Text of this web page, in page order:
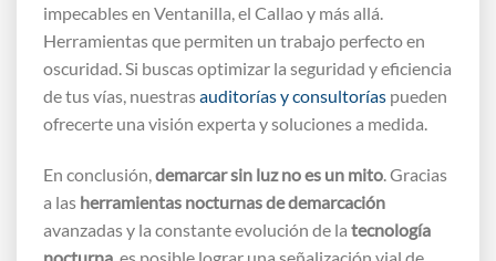
impecables en Ventanilla, el Callao y más allá.
Herramientas que permiten un trabajo perfecto en
oscuridad. Si buscas optimizar la seguridad y eficiencia
de tus vías, nuestrasauditorías y consultorías pueden
ofrecerte una visión experta y soluciones a medida.
En conclusión, demarcar sin luz no es un mito . Gracias
a las herramientas nocturnas de demarcación
avanzadas y la constante evolución de la tecnología
nocturna , es posible lograr una señalización vial de